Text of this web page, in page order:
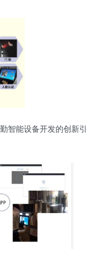
智能设备开发的创新引